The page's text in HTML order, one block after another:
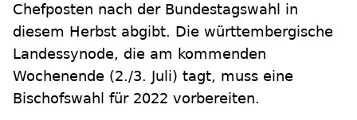
Chefposten nach der Bundestagswahl in
diesem Herbst abgibt. Die württembergische
Landessynode, die am kommenden
Wochenende (2./3. Juli) tagt, muss eine
Bischofswahl für 2022 vorbereiten.